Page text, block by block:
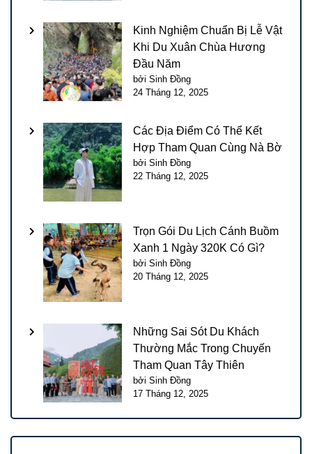
Kinh Nghiệm Chuẩn Bị Lễ Vật
Khi Du Xuân Chùa Hương
Đầu Năm
bởi Sinh Đồng
24 Tháng 12, 2025
Các Địa Điểm Có Thể Kết
Hợp Tham Quan Cùng Nà Bờ
bởi Sinh Đồng
22 Tháng 12, 2025
Trọn Gói Du Lịch Cánh Buồm
Xanh 1 Ngày 320K Có Gì?
bởi Sinh Đồng
20 Tháng 12, 2025
Những Sai Sót Du Khách
Thường Mắc Trong Chuyến
Tham Quan Tây Thiên
bởi Sinh Đồng
17 Tháng 12, 2025